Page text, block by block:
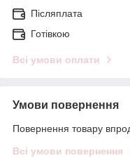
Післяплата
Готівкою
Всі умови оплати
Умови повернення
Повернення товару
Всі умови повернення